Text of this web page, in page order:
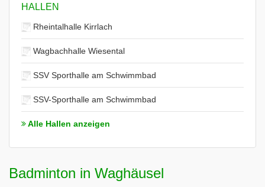
HALLEN
Rheintalhalle Kirrlach
Wagbachhalle Wiesental
SSV Sporthalle am Schwimmbad
SSV-Sporthalle am Schwimmbad
Alle Hallen anzeigen
Badminton in Waghäusel